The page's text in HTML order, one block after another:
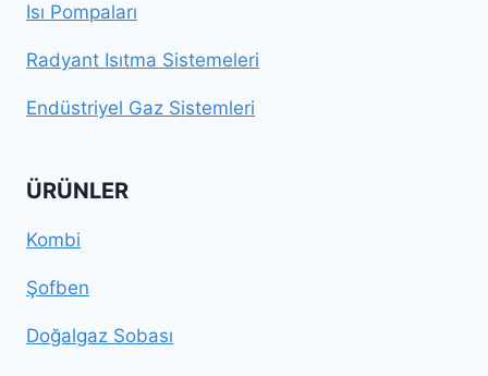
Isı Pompaları
Radyant Isıtma Sistemeleri
Endüstriyel Gaz Sistemleri
ÜRÜNLER
Kombi
Şofben
Doğalgaz Sobası